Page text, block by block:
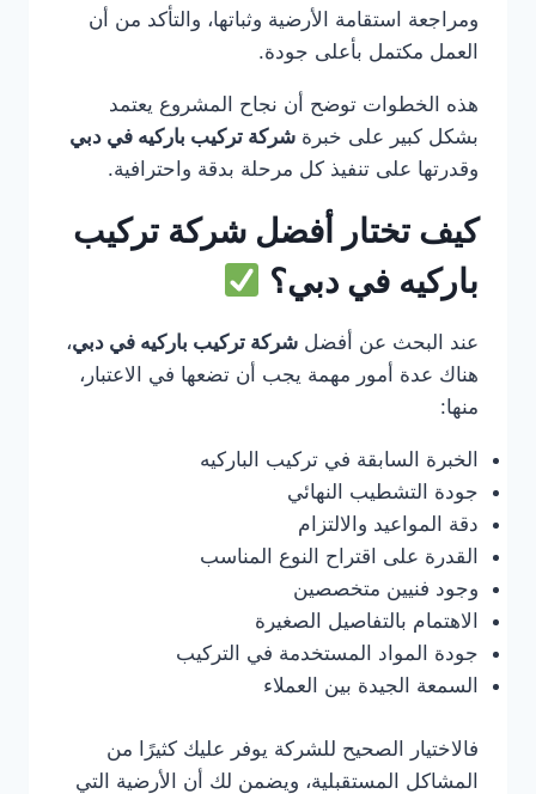
ومراجعة استقامة الأرضية وثباتها، والتأكد من أن
العمل مكتمل بأعلى جودة.
هذه الخطوات توضح أن نجاح المشروع يعتمد
بشكل كبير على خبرة شركة تركيب باركيه في دبي
وقدرتها على تنفيذ كل مرحلة بدقة واحترافية.
كيف تختار أفضل شركة تركيب
باركيه في دبي؟
عند البحث عن أفضل شركة تركيب باركيه في دبي،
هناك عدة أمور مهمة يجب أن تضعها في الاعتبار،
منها:
الخبرة السابقة في تركيب الباركيه
جودة التشطيب النهائي
دقة المواعيد والالتزام
القدرة على اقتراح النوع المناسب
وجود فنيين متخصصين
الاهتمام بالتفاصيل الصغيرة
جودة المواد المستخدمة في التركيب
السمعة الجيدة بين العملاء
فالاختيار الصحيح للشركة يوفر عليك كثيرًا من
المشاكل المستقبلية، ويضمن لك أن الأرضية التي